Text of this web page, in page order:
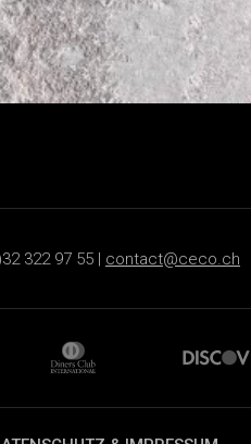
322 97 55 | contact@ceco.ch